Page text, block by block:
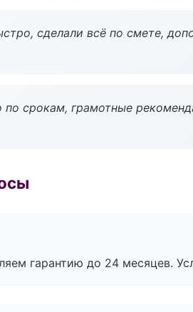
сделали всё по смете,
срокам, грамотные
гарантию до 24 месяцев.